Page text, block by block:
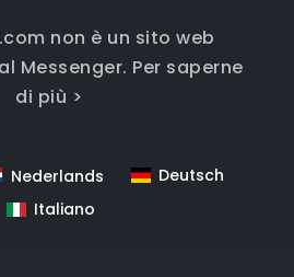
non è un sito web
Messenger. Per saperne
di più >
Nederlands
Deutsch
Italiano